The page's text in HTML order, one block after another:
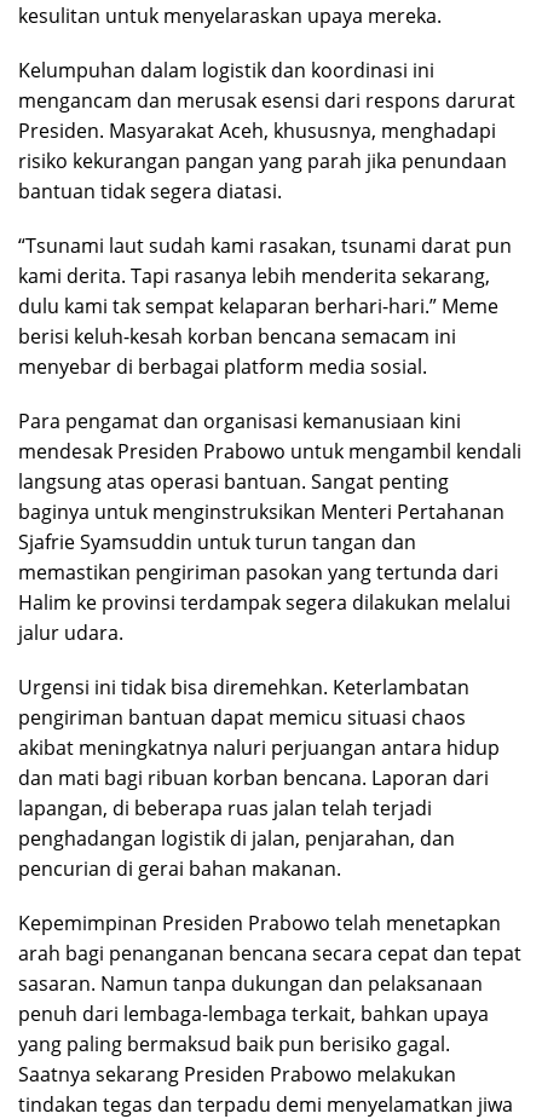
kesulitan untuk menyelaraskan upaya mereka.
Kelumpuhan dalam logistik dan koordinasi ini
mengancam dan merusak esensi dari respons darurat
Presiden. Masyarakat Aceh, khususnya, menghadapi
risiko kekurangan pangan yang parah jika penundaan
bantuan tidak segera diatasi.
“Tsunami laut sudah kami rasakan, tsunami darat pun
kami derita. Tapi rasanya lebih menderita sekarang,
dulu kami tak sempat kelaparan berhari-hari.” Meme
berisi keluh-kesah korban bencana semacam ini
menyebar di berbagai platform media sosial.
Para pengamat dan organisasi kemanusiaan kini
mendesak Presiden Prabowo untuk mengambil kendali
langsung atas operasi bantuan. Sangat penting
baginya untuk menginstruksikan Menteri Pertahanan
Sjafrie Syamsuddin untuk turun tangan dan
memastikan pengiriman pasokan yang tertunda dari
Halim ke provinsi terdampak segera dilakukan melalui
jalur udara.
Urgensi ini tidak bisa diremehkan. Keterlambatan
pengiriman bantuan dapat memicu situasi chaos
akibat meningkatnya naluri perjuangan antara hidup
dan mati bagi ribuan korban bencana. Laporan dari
lapangan, di beberapa ruas jalan telah terjadi
penghadangan logistik di jalan, penjarahan, dan
pencurian di gerai bahan makanan.
Kepemimpinan Presiden Prabowo telah menetapkan
arah bagi penanganan bencana secara cepat dan tepat
sasaran. Namun tanpa dukungan dan pelaksanaan
penuh dari lembaga-lembaga terkait, bahkan upaya
yang paling bermaksud baik pun berisiko gagal.
Saatnya sekarang Presiden Prabowo melakukan
tindakan tegas dan terpadu demi menyelamatkan jiwa